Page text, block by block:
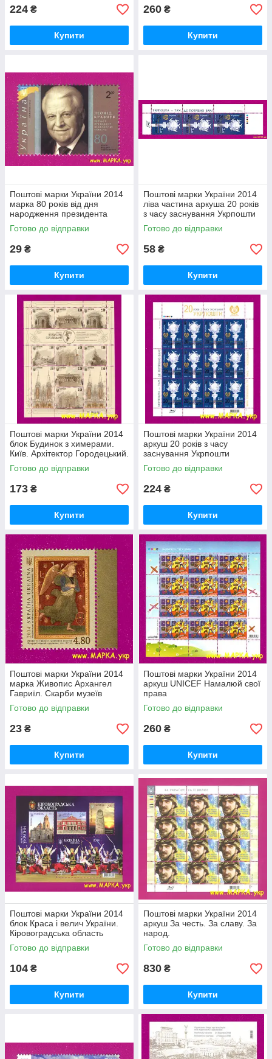
224 ₴
Купити
260 ₴
Купити
Поштові марки України 2014
марка 80 років від дня
народження президента
Леоніда Кравчука
Готово до відправки
29 ₴
Купити
Поштові марки України 2014
ліва частина аркуша 20 років
з часу заснування Укрпошти
Готово до відправки
58 ₴
Купити
Поштові марки України 2014
блок Будинок з химерами.
Київ. Архітектор Городецький.
Готово до відправки
173 ₴
Купити
Поштові марки України 2014
аркуш 20 років з часу
заснування Укрпошти
Готово до відправки
224 ₴
Купити
Поштові марки України 2014
марка Живопис Архангел
Гавриїл. Скарби музеїв
України
Готово до відправки
23 ₴
Купити
Поштові марки України 2014
аркуш UNІCEF Намалюй свої
права
Готово до відправки
260 ₴
Купити
Поштові марки України 2014
блок Краса і велич України.
Кіровоградська область
Готово до відправки
104 ₴
Купити
Поштові марки України 2014
аркуш За честь. За славу. За
народ.
Готово до відправки
830 ₴
Купити